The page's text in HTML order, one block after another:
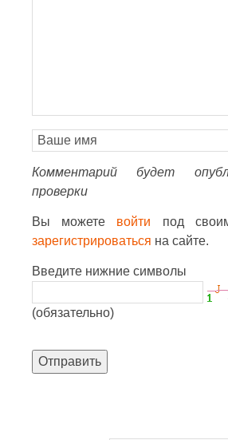
Комментарий будет
проверки
Вы можете войти под
зарегистрироваться на сайте.
Введите нижние символы
(обязательно)
Отправить